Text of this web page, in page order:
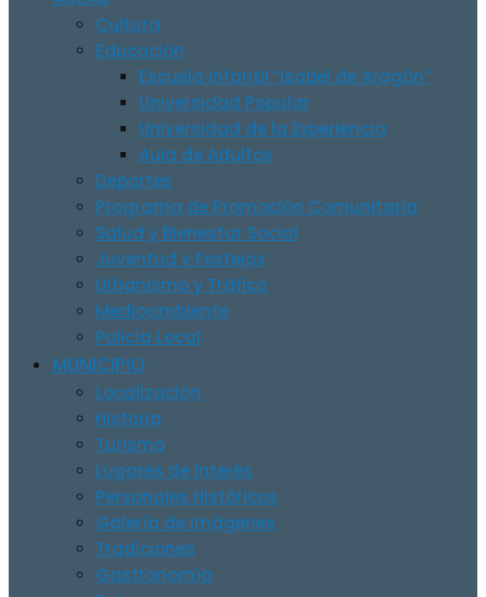
Cultura
Educación
Escuela Infantil “Isabel de Aragón”
Universidad Popular
Universidad de la Experiencia
Aula de Adultos
Deportes
Programa de Promoción Comunitaria
Salud y Bienestar Social
Juventud y Festejos
Urbanismo y Tráfico
Medioambiente
Policía Local
MUNICIPIO
Localización
Historia
Turismo
Lugares de Interés
Personajes Históricos
Galería de Imágenes
Tradiciones
Gastronomía